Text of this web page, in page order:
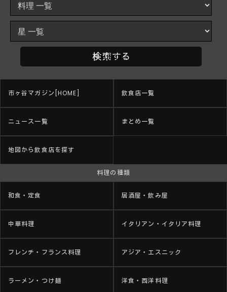
市ヶ谷マガジン[HOME] 飲食店一覧
ニュース一覧 まとめ一覧
地図から飲食店を探す
料理の種類
和食・定食 居酒屋・飲み屋
中華料理 イタリアン・イタリア料理
フレンチ・フランス料理 アジア・エスニック
ラーメン・つけ麺 洋食・西洋料理